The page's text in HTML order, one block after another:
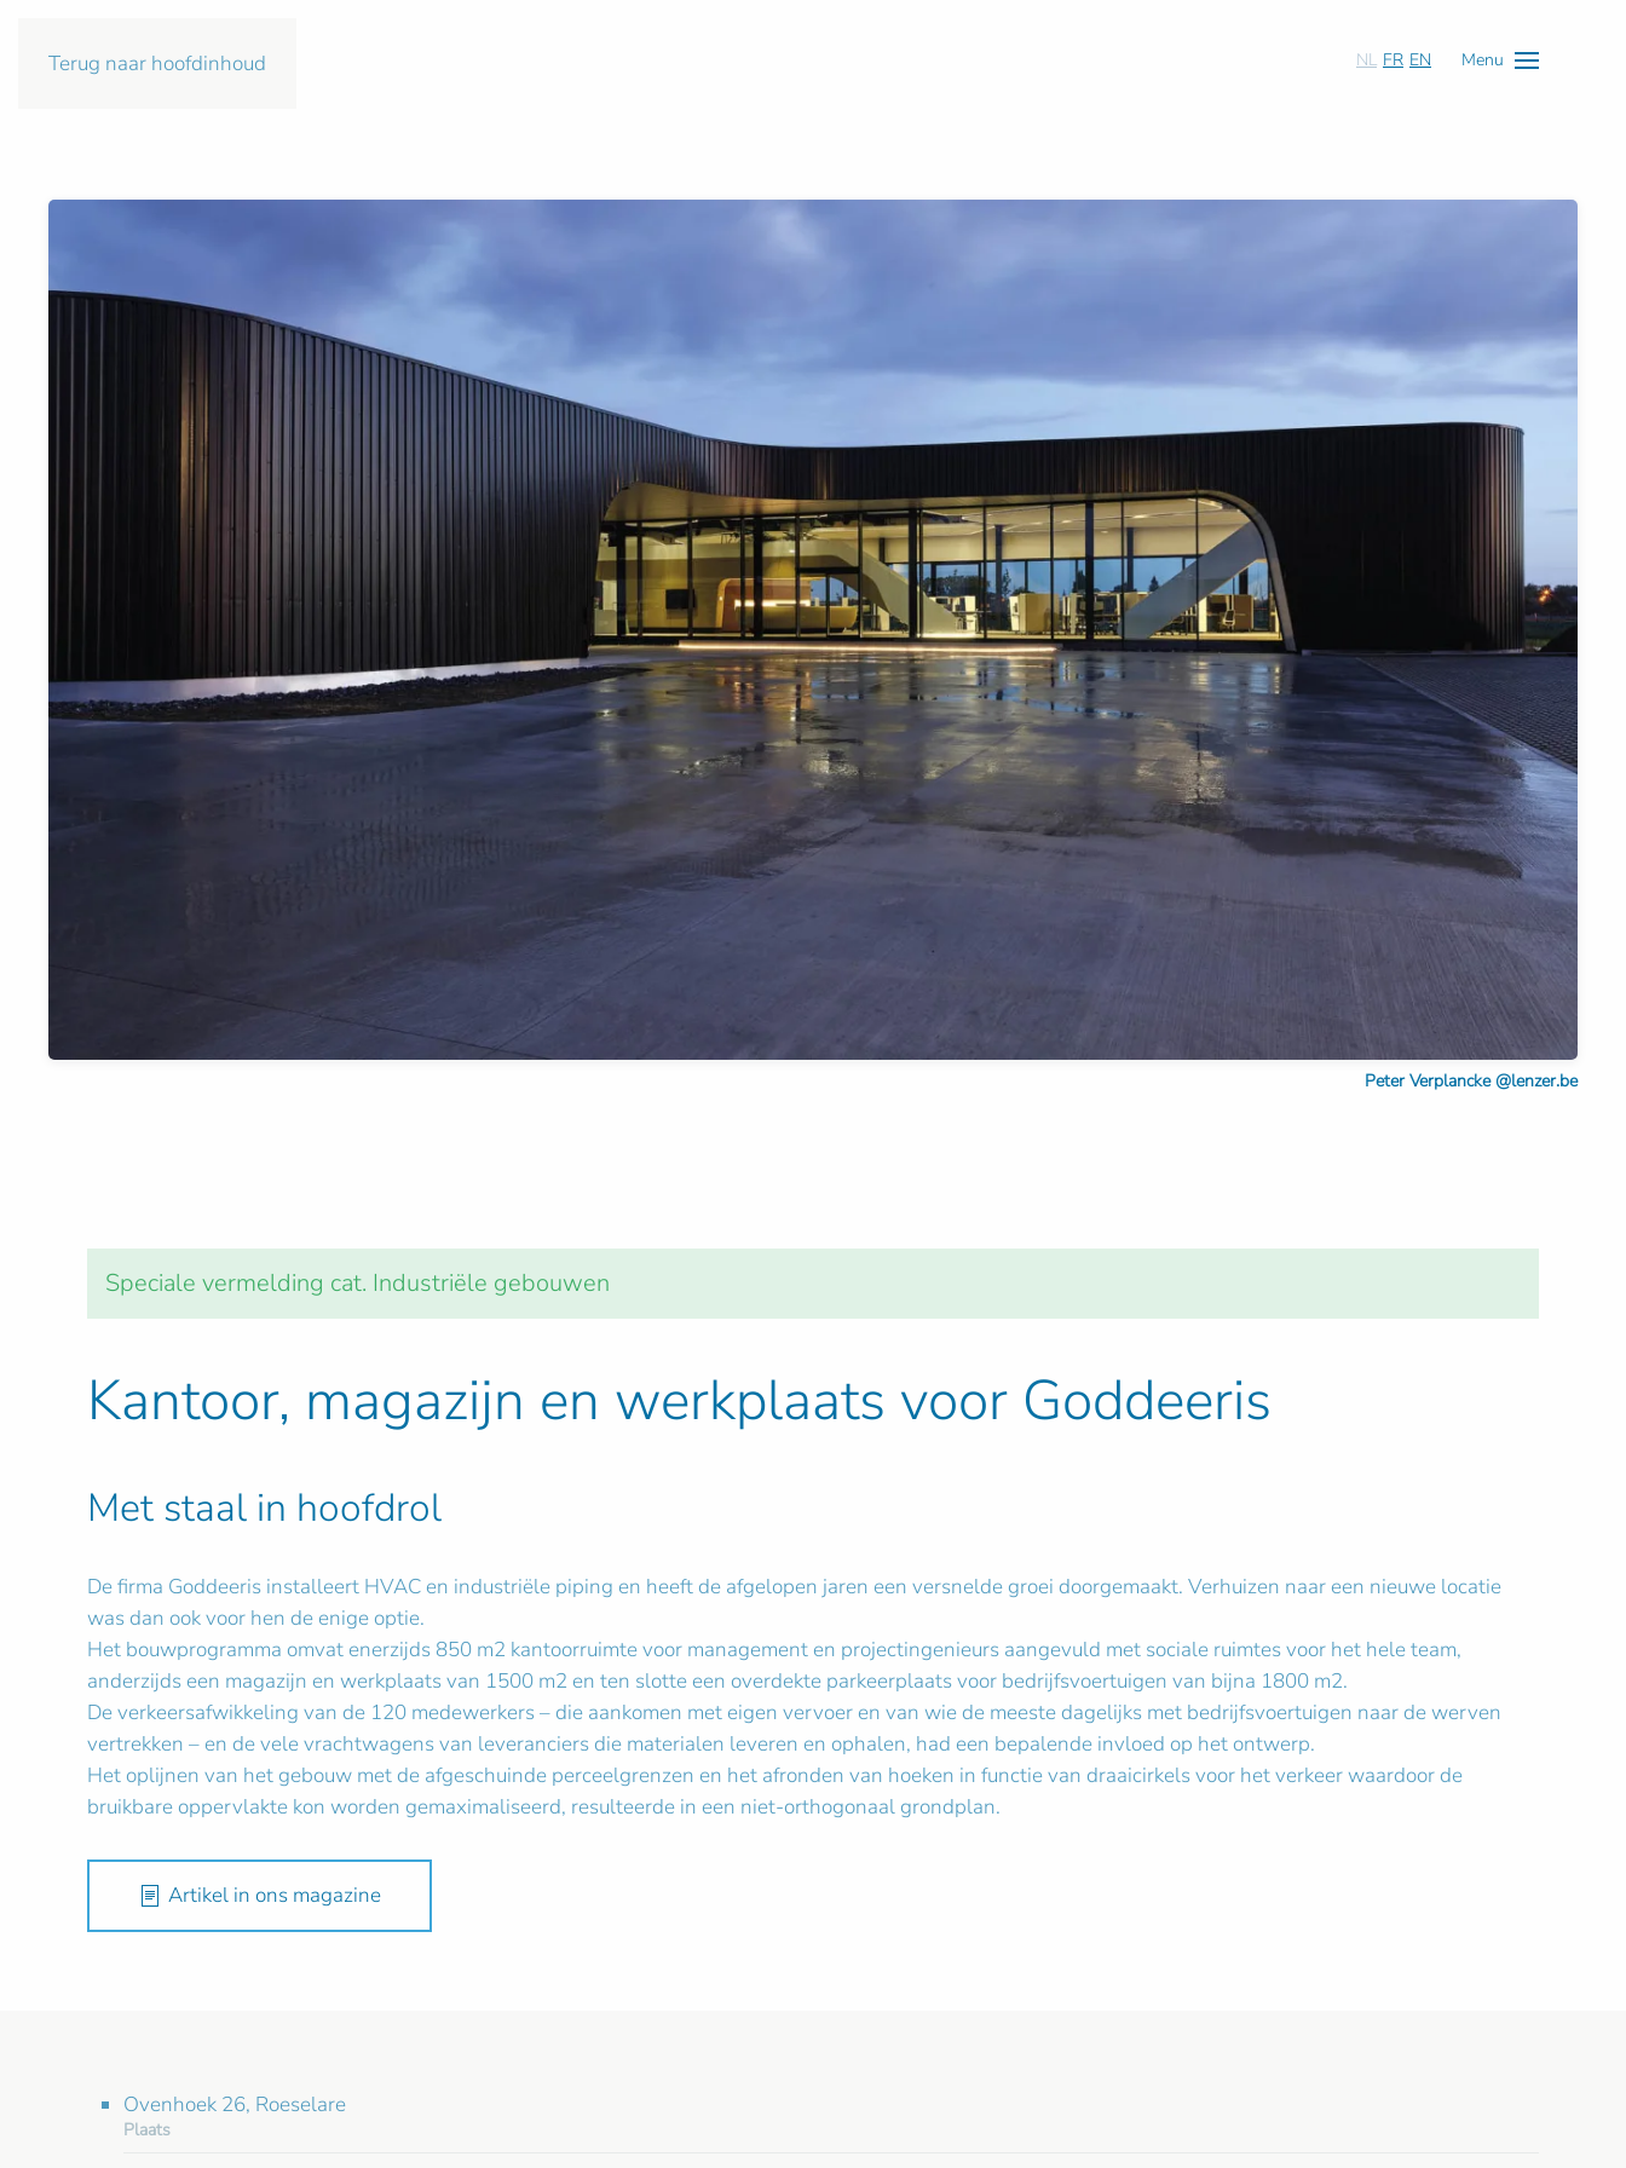
Terug naar hoofdinhoud NL FR EN Menu
Peter Verplancke @lenzer.be
Speciale vermelding cat. Industriële gebouwen
Kantoor, magazijn en werkplaats voor Goddeeris
Met staal in hoofdrol
De firma Goddeeris installeert HVAC en industriële piping en heeft de afgelopen jaren een versnelde groei doorgemaakt. Verhuizen naar een nieuwe locatie
was dan ook voor hen de enige optie.
Het bouwprogramma omvat enerzijds 850 m2 kantoorruimte voor management en projectingenieurs aangevuld met sociale ruimtes voor het hele team,
anderzijds een magazijn en werkplaats van 1500 m2 en ten slotte een overdekte parkeerplaats voor bedrijfsvoertuigen van bijna 1800 m2.
De verkeersafwikkeling van de 120 medewerkers – die aankomen met eigen vervoer en van wie de meeste dagelijks met bedrijfsvoertuigen naar de werven
vertrekken – en de vele vrachtwagens van leveranciers die materialen leveren en ophalen, had een bepalende invloed op het ontwerp.
Het oplijnen van het gebouw met de afgeschuinde perceelgrenzen en het afronden van hoeken in functie van draaicirkels voor het verkeer waardoor de
bruikbare oppervlakte kon worden gemaximaliseerd, resulteerde in een niet-orthogonaal grondplan.
Artikel in ons magazine
Ovenhoek 26, Roeselare
Plaats